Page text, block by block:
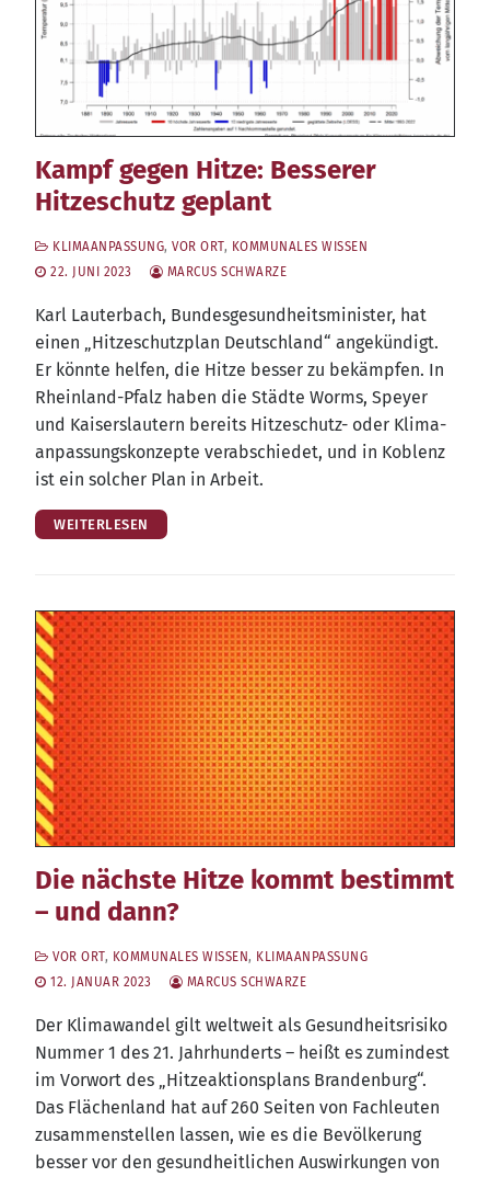
Kampf gegen Hitze: Besserer
Hitzeschutz geplant
KLIMAANPASSUNG, VOR ORT, KOMMUNALES WISSEN
22. JUNI 2023
MARCUS SCHWARZE
Karl Lau­ter­bach, Bun­des­ge­sund­heits­mi­nis­ter, hat
einen „Hit­ze­schutz­plan Deutsch­land“ ange­kün­digt.
Er könn­te hel­fen, die Hit­ze bes­ser zu bekämp­fen. In
Rhein­land-Pfalz haben die Städ­te Worms, Spey­er
und Kai­sers­lau­tern bereits Hit­ze­schutz- oder Kli­ma­
an­pas­sungs­kon­zep­te ver­ab­schie­det, und in Koblenz
ist ein sol­cher Plan in Arbeit.
WEITERLESEN
Die nächste Hitze kommt bestimmt
– und dann?
VOR ORT, KOMMUNALES WISSEN, KLIMAANPASSUNG
12. JANUAR 2023
MARCUS SCHWARZE
Der Kli­ma­wan­del gilt welt­weit als Gesund­heits­ri­si­ko
Num­mer 1 des 21. Jahr­hun­derts – heißt es zumin­dest
im Vor­wort des „Hit­ze­ak­ti­ons­plans Bran­den­burg“.
Das Flä­chen­land hat auf 260 Sei­ten von Fach­leu­ten
zusam­men­stel­len las­sen, wie es die Bevöl­ke­rung
bes­ser vor den gesund­heit­li­chen Aus­wir­kun­gen von